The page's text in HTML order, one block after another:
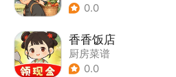
0.0
香香饭店
厨房菜谱
0.0